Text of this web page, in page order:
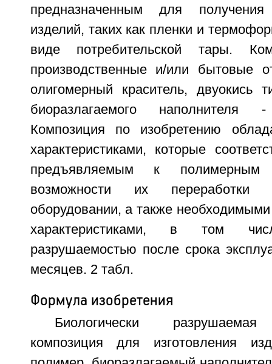
предназначенным для получения
изделий, таких как пленки и
виде потребительской тары.
производственные и/или бытовые
олигомерный краситель, двуокись
биоразлагаемого
Композиция по изобретению
характеристиками, которые
предъявляемым к
возможности их переработки
оборудовании, а также
характеристиками, в том
разрушаемостью после срока
месяцев. 2 табл.
Формула изобретения
Биологически разрушаемая
композиция для изготовления